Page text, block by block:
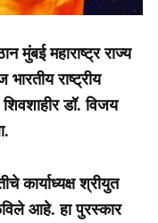
मुंबई महाराष्ट्र राज्य
राष्ट्रीय
डॉ. विजय
कार्याध्यक्ष श्रीयुत
आहे. हा पुरस्कार